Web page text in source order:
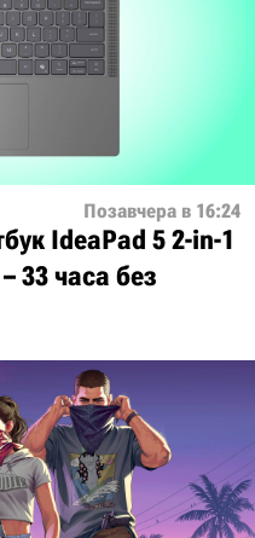
Позавчера в 16:24
IdeaPad 5 2-in-1
33 часа без